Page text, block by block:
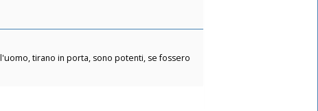
tirano in porta, sono potenti, se fossero